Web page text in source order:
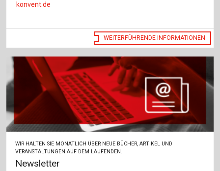
konvent.de
WEITERFÜHRENDE INFORMATIONEN
WIR HALTEN SIE MONATLICH ÜBER NEUE BÜCHER, ARTIKEL UND
VERANSTALTUNGEN AUF DEM LAUFENDEN.
Newsletter